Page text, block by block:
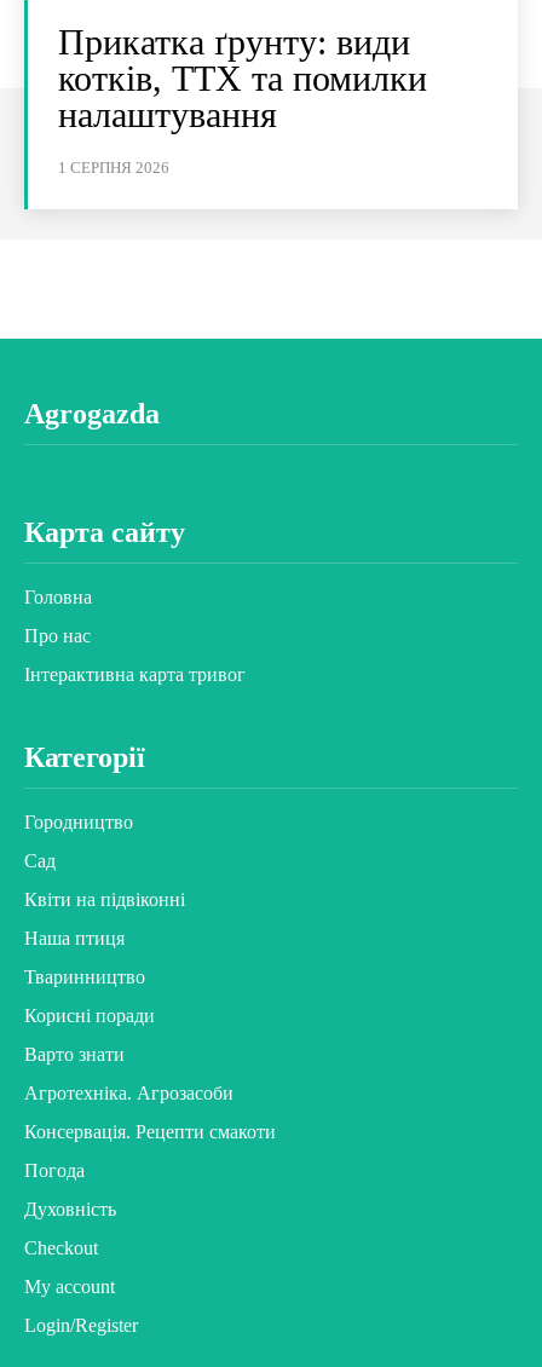
Прикатка ґрунту: види
котків, ТТХ та помилки
налаштування
1 СЕРПНЯ 2026
Agrogazda
Карта сайту
Головна
Про нас
Інтерактивна карта тривог
Категорії
Городництво
Сад
Квіти на підвіконні
Наша птиця
Тваринництво
Корисні поради
Варто знати
Агротехніка. Агрозасоби
Консервація. Рецепти смакоти
Погода
Духовність
Checkout
My account
Login/Register